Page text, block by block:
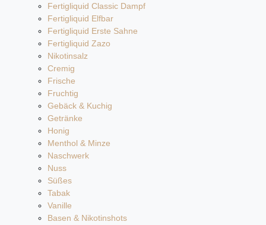
Fertigliquid Classic Dampf
Fertigliquid Elfbar
Fertigliquid Erste Sahne
Fertigliquid Zazo
Nikotinsalz
Cremig
Frische
Fruchtig
Gebäck & Kuchig
Getränke
Honig
Menthol & Minze
Naschwerk
Nuss
Süßes
Tabak
Vanille
Basen & Nikotinshots